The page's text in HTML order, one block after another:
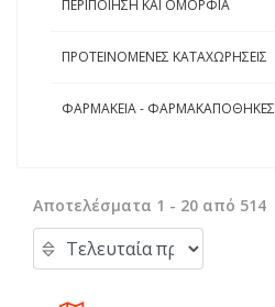
ΠΕΡΙΠΟΙΗΣΗ ΚΑΙ ΟΜΟΡΦΙΑ
ΠΡΟΤΕΙΝΟΜΕΝΕΣ ΚΑΤΑΧΩΡΗΣΕΙΣ
ΦΑΡΜΑΚΕΙΑ - ΦΑΡΜΑΚΑΠΟΘΗΚΕΣ
Αποτελέσματα 1 - 20 από 514